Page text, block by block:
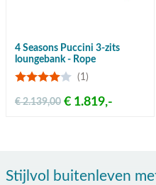
4 Seasons Puccini 3-zits
loungebank - Rope
(1)
€ 1.819,-
€ 2.139,00
Stijlvol buitenleven